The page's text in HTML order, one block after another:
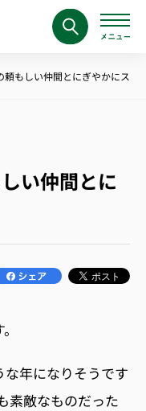
頼もしい仲間とにぎやかにスタ
い仲間とに
年になりそうです
素敵なものだった